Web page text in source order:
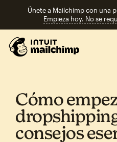
Únete a Mailchimp con una
Empieza hoy. No se
Cómo
consejos